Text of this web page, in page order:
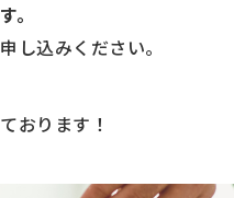
。
し込みください。
おります！